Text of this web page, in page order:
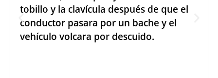
tobillo y la clavícula después de que el
conductor pasara por un bache y el
vehículo volcara por descuido.